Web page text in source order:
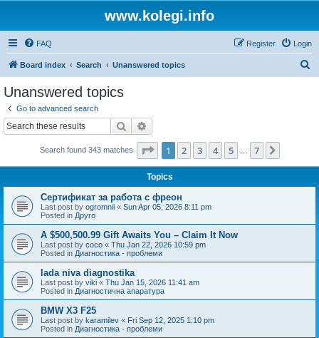
www.kolegi.info
FAQ Login
Register
Board index Search Unanswered topics
Unanswered topics
Go to advanced search
Search
Search found 343 matches Page 1of 7
1 2 3 4 5 7
Topics
Сертификат за работа с фреон
Last post by ogromnii « Sun Apr 05, 2026 8:11 pm
Posted in Друго
A $500,500.99 Gift Awaits You – Claim It Now
Last post by coco « Thu Jan 22, 2026 10:59 pm
Posted in Диагностика - проблеми
lada niva diagnostika
Last post by viki « Thu Jan 15, 2026 11:41 am
Posted in Диагностична апаратура
BMW X3 F25
Last post by karamilev « Fri Sep 12, 2025 1:10 pm
Posted in Диагностика - проблеми